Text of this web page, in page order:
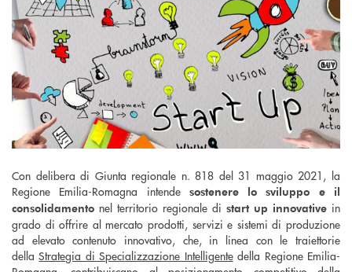
Con delibera di Giunta regionale n. 818 del 31 maggio 2021, la
Regione Emilia-Romagna intendesostenere lo sviluppo e il
consolidamento nel territorio regionale di start up innovative in
grado di offrire al mercato prodotti, servizi e sistemi di produzione
ad elevato contenuto innovativo, che, in linea con le traiettorie
dellaStrategia di Specializzazione Intelligentedella Regione Emilia-